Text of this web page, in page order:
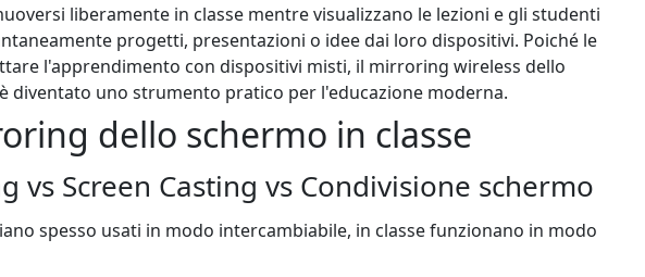
liberamente in classe mentre visualizzano le lezioni e gli studenti
progetti, presentazioni o idee dai loro dispositivi. Poiché le
l'apprendimento con dispositivi misti, il mirroring wireless dello
è diventato uno strumento pratico per l'educazione moderna.
dello schermo in classe
vs Screen Casting vs Condivisione schermo
spesso usati in modo intercambiabile, in classe funzionano in modo